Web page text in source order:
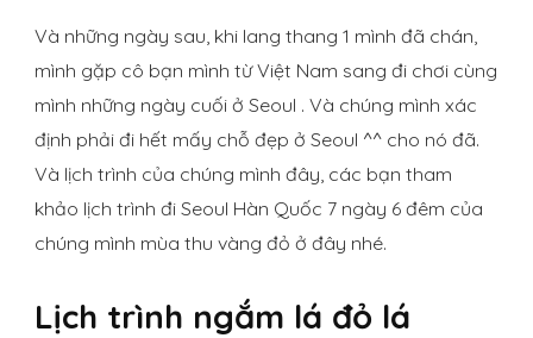
Và những ngày sau, khi lang thang 1 mình đã chán,
mình gặp cô bạn mình từ Việt Nam sang đi chơi cùng
mình những ngày cuối ở Seoul . Và chúng mình xác
định phải đi hết mấy chỗ đẹp ở Seoul ^^ cho nó đã.
Và lịch trình của chúng mình đây, các bạn tham
khảo lịch trình đi Seoul Hàn Quốc 7 ngày 6 đêm của
chúng mình mùa thu vàng đỏ ở đây nhé.
Lịch trình ngắm lá đỏ lá